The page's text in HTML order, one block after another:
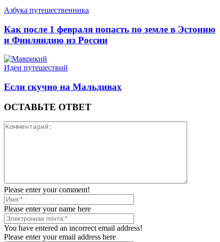
Азбука путешественника
Как после 1 февраля попасть по земле в Эстонию
и Финляндию из России
Идеи путешествий
Если скучно на Мальдивах
ОСТАВЬТЕ ОТВЕТ
Please enter your comment!
Please enter your name here
You have entered an incorrect email address!
Please enter your email address here